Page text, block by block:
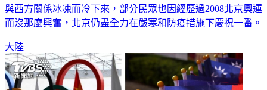
與西方關係冰凍而冷下來，部分民眾也因經歷過2008北京奧運
而沒那麼興奮，北京仍盡全力在嚴寒和防疫措施下慶祝一番。
大陸